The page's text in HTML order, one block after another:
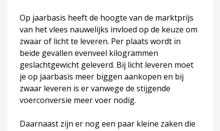
Op jaarbasis heeft de hoogte van de marktprijs
van het vlees nauwelijks invloed op de keuze om
zwaar of licht te leveren. Per plaats wordt in
beide gevallen evenveel kilogrammen
geslachtgewicht geleverd. Bij licht leveren moet
je op jaarbasis meer biggen aankopen en bij
zwaar leveren is er vanwege de stijgende
voerconversie meer voer nodig.
Daarnaast zijn er nog een paar kleine zaken die